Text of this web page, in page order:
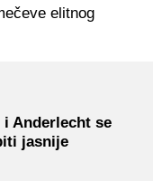
elitnog
Anderlecht se
jasnije